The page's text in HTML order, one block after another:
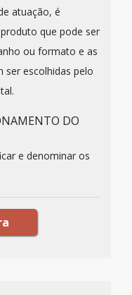
atuação, é
que pode ser
ou formato e as
escolhidas pelo
DO
e denominar os